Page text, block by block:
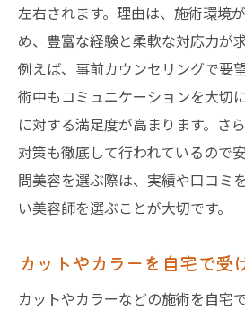
左右されます。理由は、施術環境
め、豊富な経験と柔軟な対応力が
例えば、事前カウンセリングで要
術中もコミュニケーションを大切
に対する満足度が高まります。さ
対策も徹底して行われているので
問美容を選ぶ際は、実績や口コミ
い美容師を選ぶことが大切です。
カットやカラーを自宅で受
カットやカラーなどの施術を自宅